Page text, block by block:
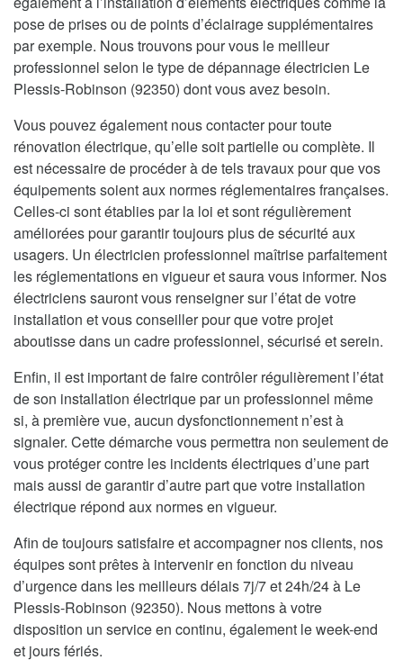
pose de prises ou de points d’éclairage supplémentaires
par exemple. Nous trouvons pour vous le meilleur
professionnel selon le type de dépannage électricien Le
Plessis-Robinson (92350) dont vous avez besoin.
Vous pouvez également nous contacter pour toute
rénovation électrique, qu’elle soit partielle ou complète. Il
est nécessaire de procéder à de tels travaux pour que vos
équipements soient aux normes réglementaires françaises.
Celles-ci sont établies par la loi et sont régulièrement
améliorées pour garantir toujours plus de sécurité aux
usagers. Un électricien professionnel maîtrise parfaitement
les réglementations en vigueur et saura vous informer. Nos
électriciens sauront vous renseigner sur l’état de votre
installation et vous conseiller pour que votre projet
aboutisse dans un cadre professionnel, sécurisé et serein.
Enfin, il est important de faire contrôler régulièrement l’état
de son installation électrique par un professionnel même
si, à première vue, aucun dysfonctionnement n’est à
signaler. Cette démarche vous permettra non seulement de
vous protéger contre les incidents électriques d’une part
mais aussi de garantir d’autre part que votre installation
électrique répond aux normes en vigueur.
Afin de toujours satisfaire et accompagner nos clients, nos
équipes sont prêtes à intervenir en fonction du niveau
d’urgence dans les meilleurs délais 7j/7 et 24h/24 à Le
Plessis-Robinson (92350). Nous mettons à votre
disposition un service en continu, également le week-end
et jours fériés.